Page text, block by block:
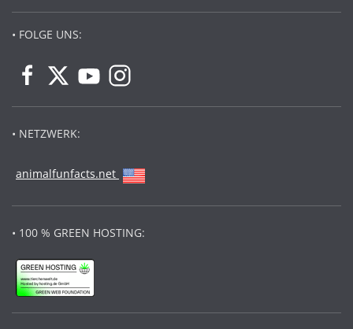
• FOLGE UNS:
• NETZWERK:
animalfunfacts.net
• 100 % GREEN HOSTING: